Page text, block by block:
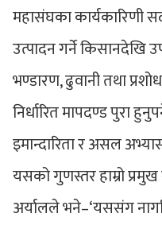
महासंघका कार्यकारिणी
उत्पादन गर्ने किसानदेखि
भण्डारण, ढुवानी तथा
निर्धारित मापदण्ड पुरा
इमान्दारिता र असल
यसको गुणस्तर हाम्रो
अर्यालले भने–‘यससंग